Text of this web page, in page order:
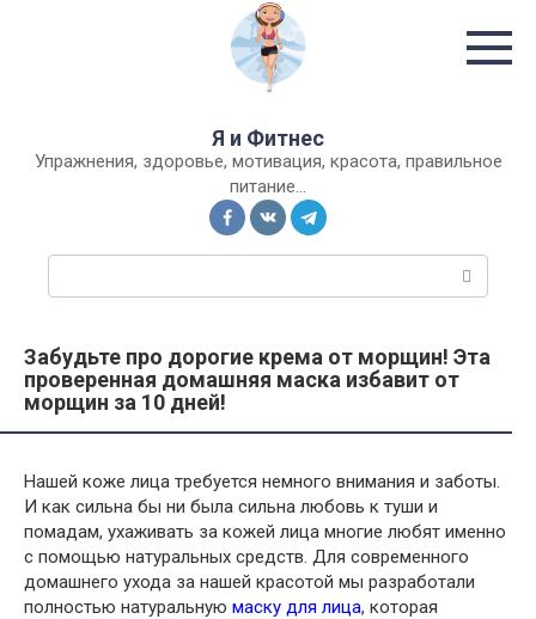
Я и Фитнес
Упражнения, здоровье, мотивация, красота, правильное
питание…
о
к
:
Забудьте про дорогие крема от морщин! Эта
проверенная домашняя маска избавит от
морщин за 10 дней!
Нашей коже лица требуется немного внимания и заботы.
И как сильна бы ни была сильна любовь к туши и
помадам, ухаживать за кожей лица многие любят именно
с помощью натуральных средств. Для современного
домашнего ухода за нашей красотой мы разработали
полностью натуральную маску для лица, которая